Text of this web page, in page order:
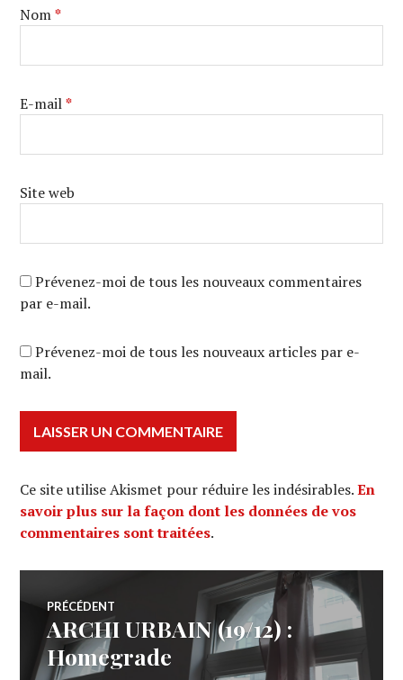
Nom*
E-mail*
Site web
Prévenez-moi de tous les nouveaux commentaires
par e-mail.
Prévenez-moi de tous les nouveaux articles par e-
mail.
Ce site utilise Akismet pour réduire les indésirables.En
savoir plus sur la façon dont les données de vos
commentaires sont traitées.
Navigation
de
PRÉCÉDENT
Article
précédent :
ARCHI URBAIN (19/12) :
Homegrade